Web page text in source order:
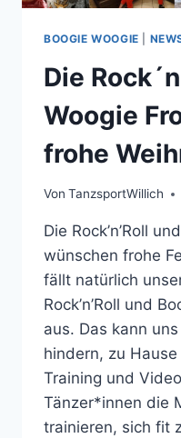
BOOGIE WOOGIE
Die
Woogie
frohe
Von TanzsportWillich
Die Rock’n’Roll
wünschen frohe
fällt natürlich
Rock’n’Roll und
aus. Das kann
hindern, zu
Training und
Tänzer*innen die
trainieren, sich fit